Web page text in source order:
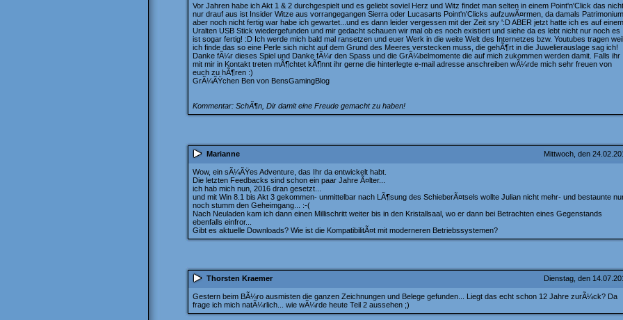
Vor Jahren habe ich Akt 1 & 2 durchgespielt und es geliebt soviel Herz und Witz findet man selten in einem Point'n'Click das nicht
nur drauf aus ist Insider Witze aus vorrangegangen Sierra oder Lucasarts Point'n'Clicks aufzuwÃ¤rmen, da damals Patrimonium
aber noch nicht fertig war habe ich gewartet...und es dann leider vergessen mit der Zeit sry ':D ABER jetzt hatte ich es auf einem
Uralten USB Stick wiedergefunden und mir gedacht schauen wir mal ob es noch existiert und siehe da es lebt nicht nur noch es
ist sogar fertig! :D Ich werde mich bald mal ransetzen und euer Werk in die weite Welt des Internetzes bzw. Youtubes tragen weil
ich finde das so eine Perle sich nicht auf dem Grund des Meeres verstecken muss, die gehÃ¶rt in die Juwelierauslage sag ich!
Danke fÃ¼r dieses Spiel und Danke fÃ¼r den Spass und die GrÃ¼belmomente die auf mich zukommen werden damit. Falls ihr
mit mir in Kontakt treten mÃ¶chtet kÃ¶nnt ihr gerne die hinterlegte e-mail adresse anschreiben wÃ¼rde mich sehr freuen von
euch zu hÃ¶ren :)
GrÃ¼ÃŸchen Ben von BensGamingBlog
Kommentar: SchÃ¶n, Dir damit eine Freude gemacht zu haben!
Marianne Mittwoch, den
Wow, ein sÃ¼ÃŸes Adventure, das Ihr da entwickelt habt.
Die letzten Feedbacks sind schon ein paar Jahre Ã¤lter...
ich hab mich nun, 2016 dran gesetzt...
und mit Win 8.1 bis Akt 3 gekommen- unmittelbar nach LÃ¶sung des SchieberÃ¤tsels wollte Julian nicht mehr- und bestaunte
noch stumm den Geheimgang... :-(
Nach Neuladen kam ich dann einen Millischritt weiter bis in den Kristallsaal, wo er dann bei Betrachten eines Gegenstands
ebenfalls einfror...
Gibt es aktuelle Downloads? Wie ist die KompatibilitÃ¤t mit moderneren Betriebssystemen?
Thorsten Kraemer Dienstag, den
Gestern beim BÃ¼ro ausmisten die ganzen Zeichnungen und Belege gefunden... Liegt das echt schon 12 Jahre zurÃ¼ck? Da
frage ich mich natÃ¼rlich... wie wÃ¼rde heute Teil 2 aussehen ;)